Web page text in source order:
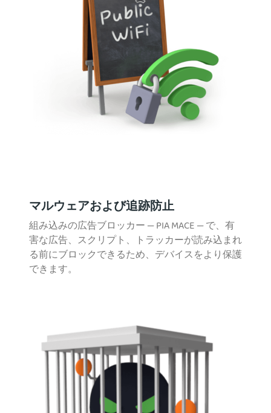
マルウェアおよび追跡防止
組み込みの広告ブロッカー — PIA MACE — で、有
害な広告、スクリプト、トラッカーが読み込まれ
る前にブロックできるため、デバイスをより保護
できます。